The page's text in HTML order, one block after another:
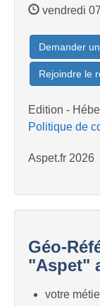
vendredi
Demander
Rejoindre le
Edition -
Politique de
Aspet.fr 2026
Géo-
"Aspet"
votre